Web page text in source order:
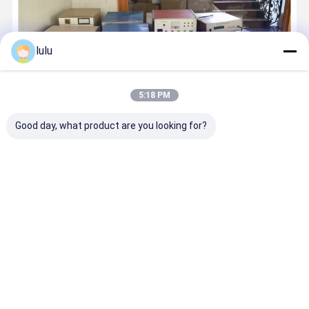
Le poinçon de réseau usinent vers le bas
étiquettes sensibles à la température
lulu
5:18 PM
Good day, what product are you looking for?